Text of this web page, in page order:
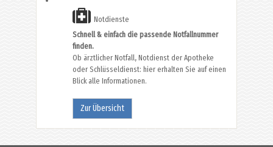
Notdienste
Schnell & einfach die passende Notfallnummer
finden.
Ob ärztlicher Notfall, Notdienst der Apotheke
oder Schlüsseldienst: hier erhalten Sie auf einen
Blick alle Informationen.
Zur Übersicht